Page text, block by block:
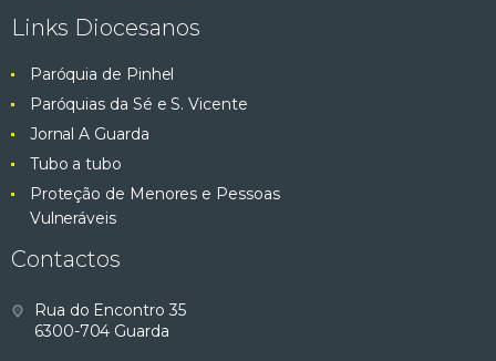
Links Diocesanos
Paróquia de Pinhel
Paróquias da Sé e S. Vicente
Jornal A Guarda
Tubo a tubo
Proteção de Menores e Pessoas
Vulneráveis
Contactos
Rua do Encontro 35
6300-704 Guarda